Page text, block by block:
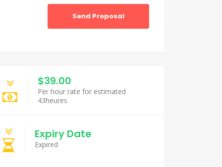
Send Proposal
$39.00
Per hour rate for estimated
43heures
Expiry Date
Expired